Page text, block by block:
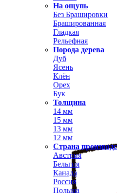
На ощупь
Без Брашировки
Брашированная
Гладкая
Рельефная
Порода дерева
Дуб
Ясень
Клён
Орех
Бук
Толщина
14 мм
15 мм
13 мм
12 мм
Страна
Австрия
Бельгия
Канада
Россия
Польша